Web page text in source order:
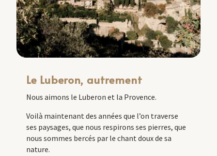
Le Luberon, autrement
Nous aimons le Luberon et la Provence.
Voilà maintenant des années que l’on traverse
ses paysages, que nous respirons ses pierres, que
nous sommes bercés par le chant doux de sa
nature.